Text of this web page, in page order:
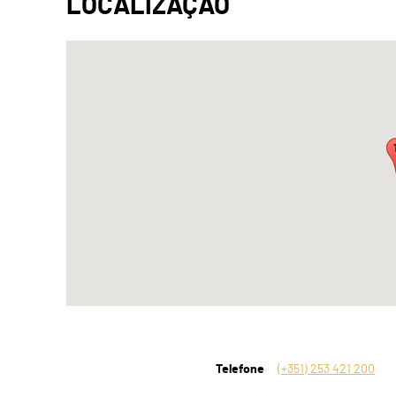
Telefone (+351) 253 421 200